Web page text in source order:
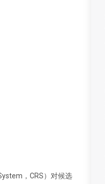
，CRS）对候选